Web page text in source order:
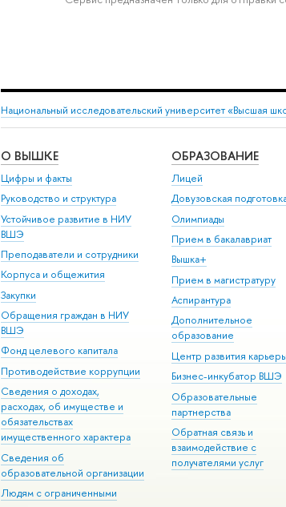
Национальный исследовательский университет «Высшая
О ВЫШКЕ
Цифры и факты
Руководство и структура
Устойчивое развитие в НИУ
ВШЭ
Преподаватели и сотрудники
Корпуса и общежития
Закупки
Обращения граждан в НИУ
ВШЭ
Фонд целевого капитала
Противодействие коррупции
Сведения о доходах,
расходах, об имуществе и
обязательствах
имущественного характера
Сведения об
образовательной организации
Людям с ограниченными
ОБРАЗОВАНИЕ
Лицей
Довузовская
Олимпиады
Прием в бакалавриат
Вышка+
Прием в магистратуру
Аспирантура
Дополнительное
образование
Центр развития карьеры
Бизнес-инкубатор ВШЭ
Образовательные
партнерства
Обратная связь и
взаимодействие с
получателями услуг